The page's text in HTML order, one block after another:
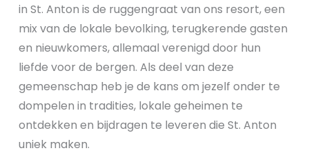
in St. Anton is de ruggengraat van ons resort, een
mix van de lokale bevolking, terugkerende gasten
en nieuwkomers, allemaal verenigd door hun
liefde voor de bergen. Als deel van deze
gemeenschap heb je de kans om jezelf onder te
dompelen in tradities, lokale geheimen te
ontdekken en bijdragen te leveren die St. Anton
uniek maken.